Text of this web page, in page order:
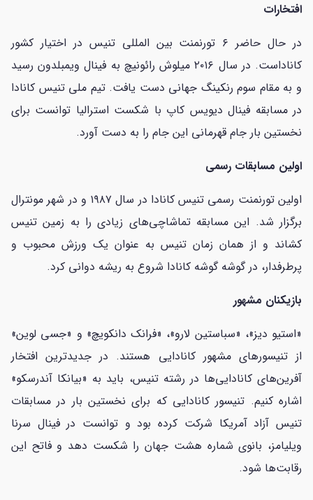
افتخارات
در حال حاضر ۶ تورنمنت بین المللی تنیس در اختیار کشور
کاناداست. در سال ۲۰۱۶ میلوش رائونیچ به فینال ویمبلدون رسید
و به مقام سوم رنکینگ جهانی دست یافت. تیم ملی تنیس کانادا
در مسابقه فینال دیویس کاپ با شکست استرالیا توانست برای
نخستین بار جام قهرمانی این جام را به دست آورد.
اولین مسابقات رسمی
اولین تورنمنت رسمی تنیس کانادا در سال ۱۹۸۷ و در شهر مونترال
برگزار شد. این مسابقه تماشاچی‌های زیادی را به زمین تنیس
کشاند و از همان زمان تنیس به عنوان یک ورزش محبوب و
پرطرفدار، در گوشه گوشه کانادا شروع به ریشه دوانی کرد.
بازیکنان مشهور
«استیو دیز»، «سباستین لارو»، «فرانک دانکویچ» و «جسی لوین»
از تنیسورهای مشهور کانادایی هستند. در جدیدترین افتخار
آفرین‌های کانادایی‌ها در رشته تنیس، باید به «بیانکا آندرسکو»
اشاره کنیم. تنیسور کانادایی که برای نخستین بار در مسابقات
تنیس آزاد آمریکا شرکت کرده بود و توانست در فینال سرنا
ویلیامز، بانوی شماره هشت جهان را شکست دهد و فاتح این
رقابت‌ها شود.